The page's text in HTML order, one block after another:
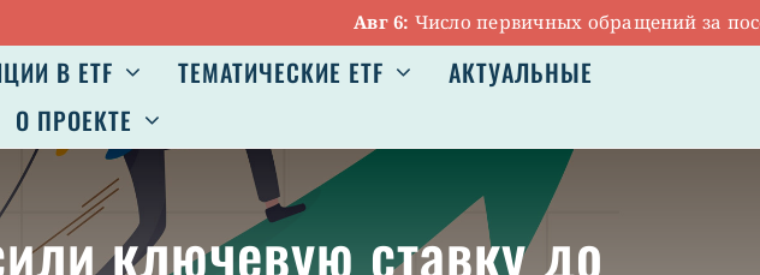
Авг 6:Число первичных обращений за
В ETF ТЕМАТИЧЕСКИЕ ETF
АКТУАЛЬНЫЕ
О ПРОЕКТЕ
ключевую ставку до